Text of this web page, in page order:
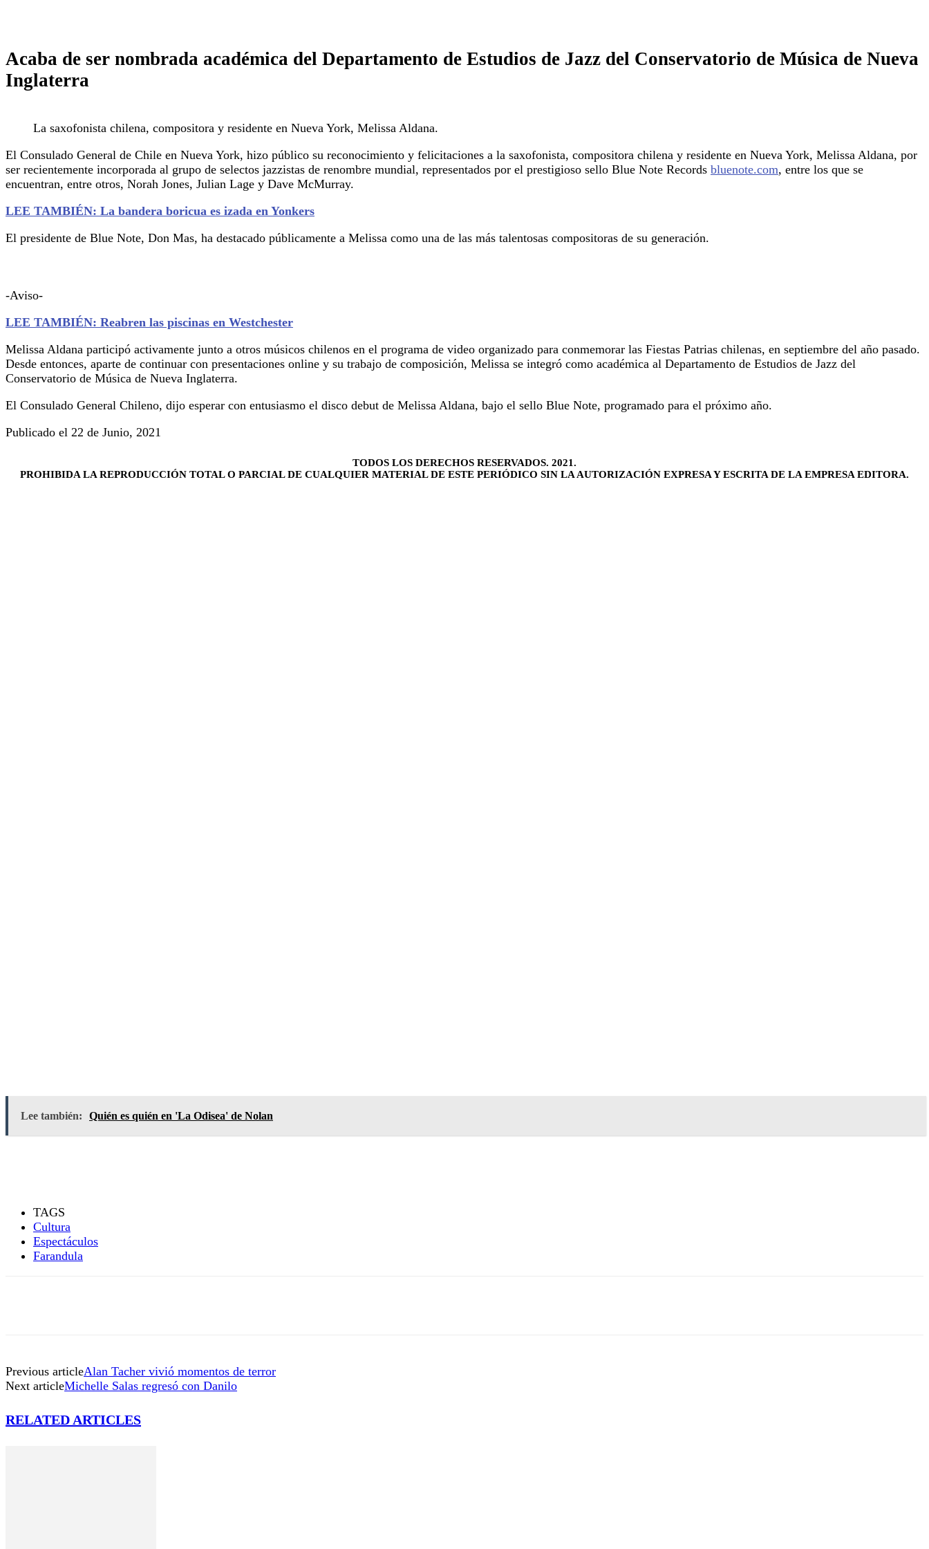
Acaba de ser nombrada académica del Departamento de Estudios de Jazz del Conservatorio de Música de Nueva
Inglaterra
La saxofonista chilena, compositora y residente en Nueva York, Melissa Aldana.
El Consulado General de Chile en Nueva York, hizo público su reconocimiento y felicitaciones a la saxofonista, compositora chilena y residente en Nueva York, Melissa Aldana, por
ser recientemente incorporada al grupo de selectos jazzistas de renombre mundial, representados por el prestigioso sello Blue Note Records bluenote.com, entre los que se
encuentran, entre otros, Norah Jones, Julian Lage y Dave McMurray.
LEE TAMBIÉN: La bandera boricua es izada en Yonkers
El presidente de Blue Note, Don Mas, ha destacado públicamente a Melissa como una de las más talentosas compositoras de su generación.
-Aviso-
LEE TAMBIÉN: Reabren las piscinas en Westchester
Melissa Aldana participó activamente junto a otros músicos chilenos en el programa de video organizado para conmemorar las Fiestas Patrias chilenas, en septiembre del año pasado.
Desde entonces, aparte de continuar con presentaciones online y su trabajo de composición, Melissa se integró como académica al Departamento de Estudios de Jazz del
Conservatorio de Música de Nueva Inglaterra.
El Consulado General Chileno, dijo esperar con entusiasmo el disco debut de Melissa Aldana, bajo el sello Blue Note, programado para el próximo año.
Publicado el 22 de Junio, 2021
TODOS LOS DERECHOS RESERVADOS. 2021.
PROHIBIDA LA REPRODUCCIÓN TOTAL O PARCIAL DE CUALQUIER MATERIAL DE ESTE PERIÓDICO SIN LA AUTORIZACIÓN EXPRESA Y ESCRITA DE LA EMPRESA EDITORA.
Lee también: Quién es quién en 'La Odisea' de Nolan
TAGS
Cultura
Espectáculos
Farandula
Previous articleAlan Tacher vivió momentos de terror
Next articleMichelle Salas regresó con Danilo
RELATED ARTICLES